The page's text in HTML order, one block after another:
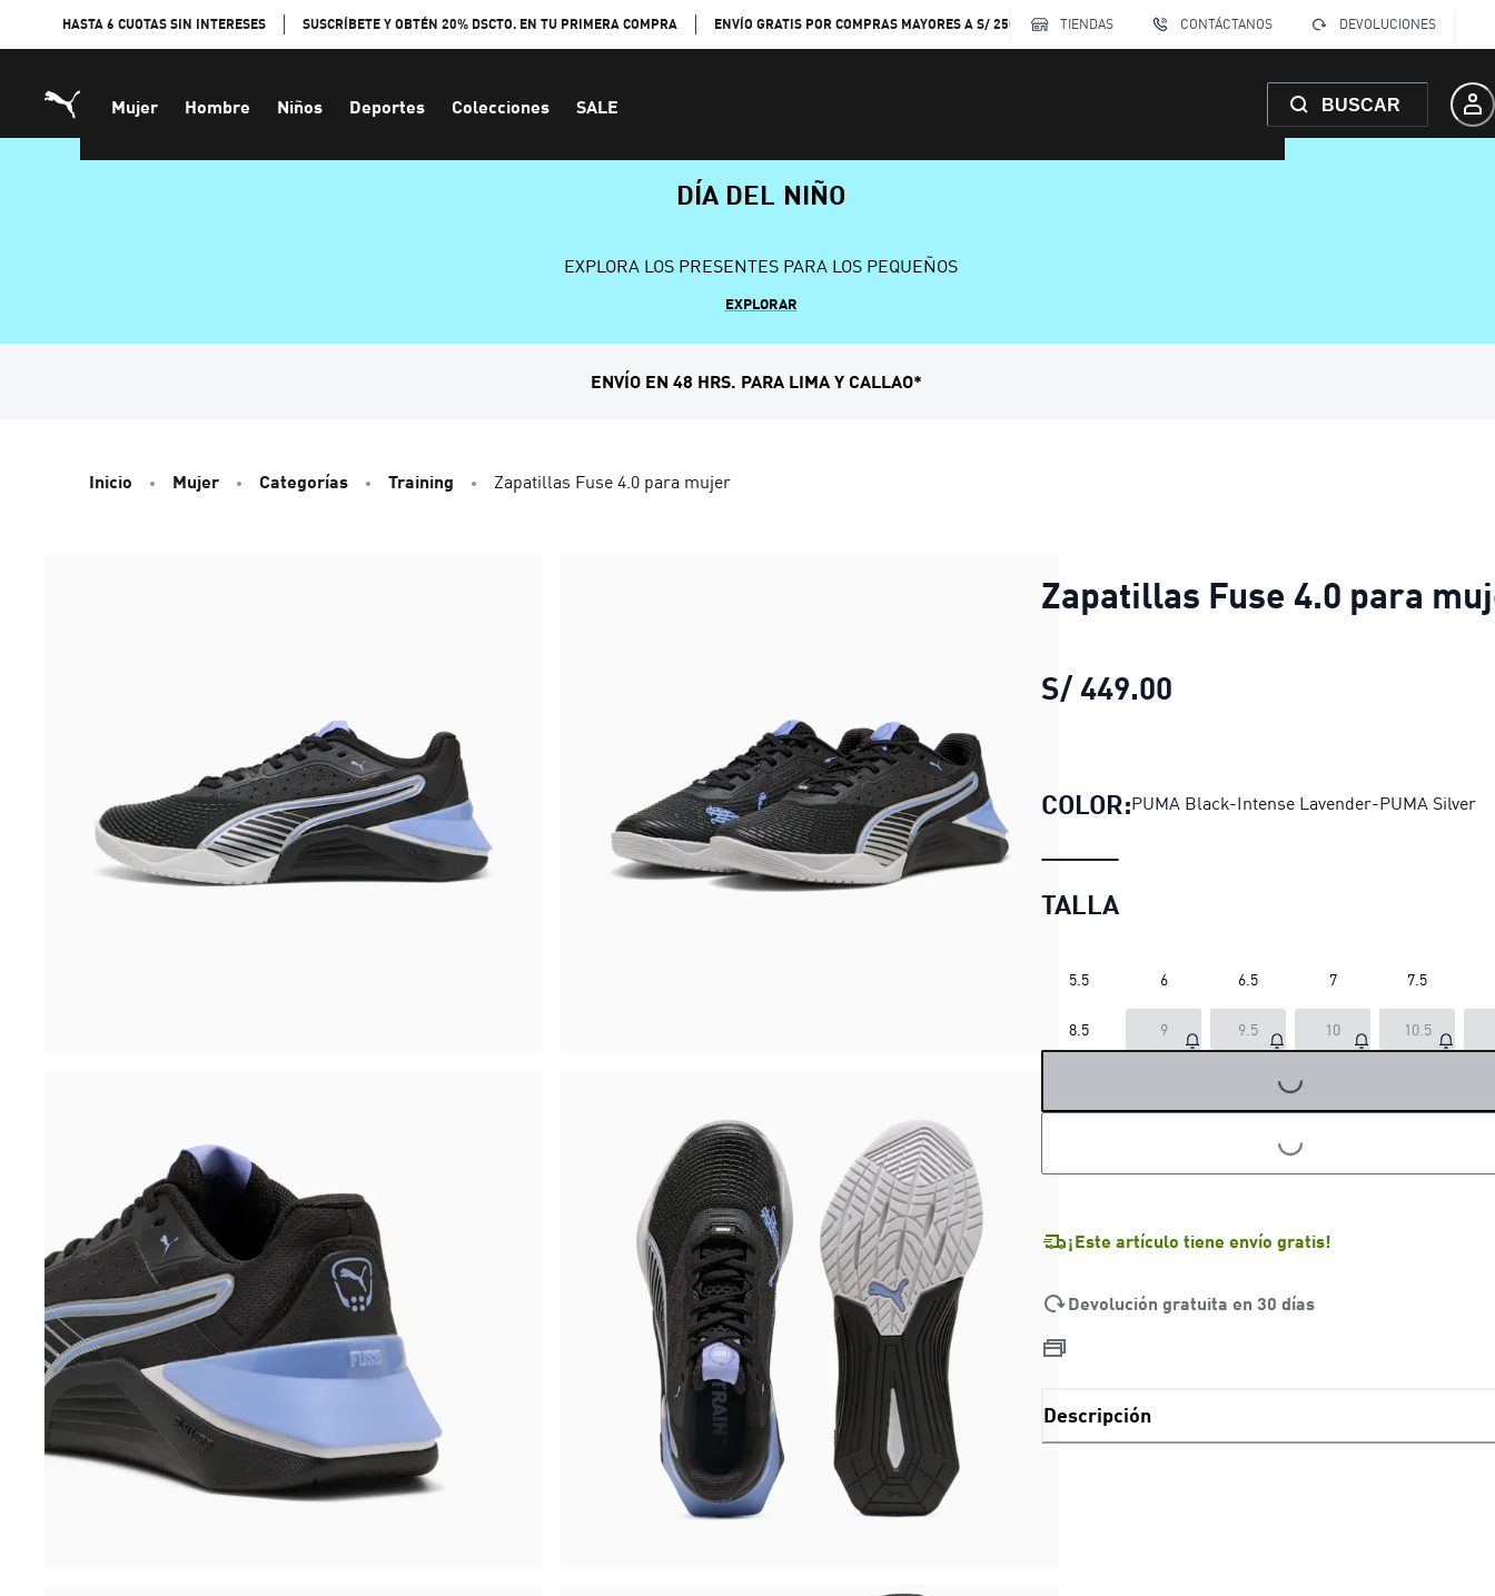
HASTA 6 CUOTAS SIN INTERESES SUSCRÍBETE Y OBTÉN 20% DSCTO. EN TU PRIMERA COMPRA ENVÍO GRATIS POR COMPRAS MAYORES A S/ 250 TIENDAS CONTÁCTANOS DEVOLUCIONES
Mujer Hombre Niños Deportes Colecciones SALE BUSCAR
DÍA DEL NIÑO
EXPLORA LOS PRESENTES PARA LOS PEQUEÑOS
EXPLORAR
ENVÍO EN 48 HRS. PARA LIMA Y CALLAO*
Inicio Mujer Categorías Training Zapatillas Fuse 4.0 para mujer
Zapatillas Fuse 4.0 para
S/ 449.00
COLOR:PUMA Black-Intense Lavender-PUMA Silver
TALLA
5.5 6 6.5 7 7.5
8.5 9 9.5 10 10.5
LOADING...
LOADING...
¡Este artículo tiene envío gratis!
Devolución gratuita en 30 días
Descripción